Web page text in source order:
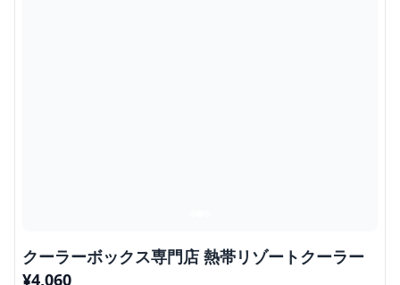
クーラーボックス専門店 熱帯リゾートクーラー
¥4,060